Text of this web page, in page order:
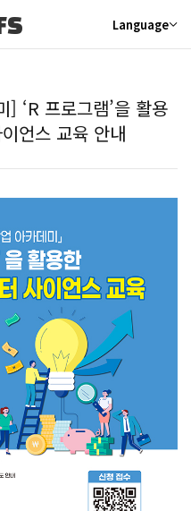
Language
‘R 프로그램’을 활용
언스 교육 안내